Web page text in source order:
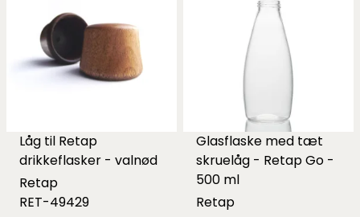
Låg til Retap
drikkeflasker - valnød
Retap
RET-49429
Glasflaske med tæt
skruelåg - Retap Go -
500 ml
Retap